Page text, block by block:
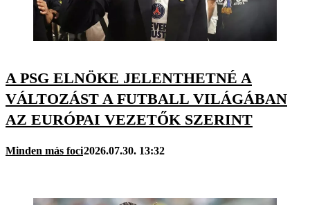
A PSG ELNÖKE JELENTHETNÉ A
VÁLTOZÁST A FUTBALL VILÁGÁBAN
AZ EURÓPAI VEZETŐK SZERINT
Minden más foci2026.07.30. 13:32